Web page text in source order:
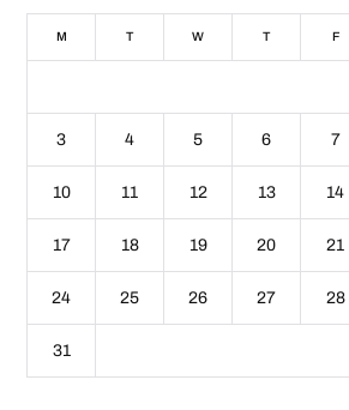
M T W T F
3 4 5 6 7
10 11 12 13 14
17 18 19 20 21
24 25 26 27 28
31